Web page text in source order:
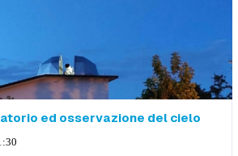
ed osservazione del cielo